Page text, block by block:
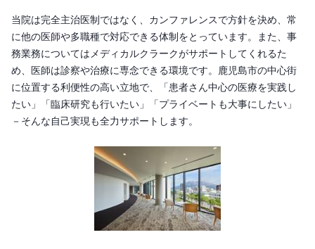
当院は完全主治医制ではなく、カンファレンスで方針を決め、常
に他の医師や多職種で対応できる体制をとっています。また、事
務業務についてはメディカルクラークがサポートしてくれるた
め、医師は診察や治療に専念できる環境です。鹿児島市の中心街
に位置する利便性の高い立地で、「患者さん中心の医療を実践し
たい」「臨床研究も行いたい」「プライベートも大事にしたい」
－そんな自己実現も全力サポートします。